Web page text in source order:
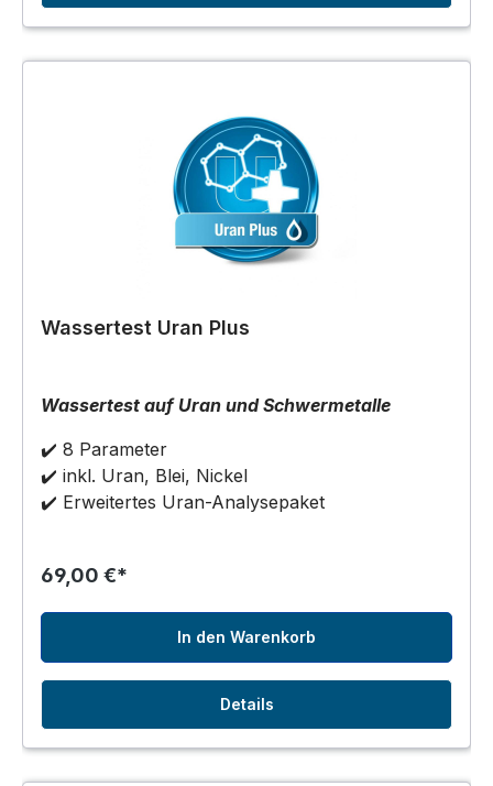
Wassertest Uran Plus
Wassertest auf Uran und Schwermetalle
✔️ 8 Parameter
✔️ inkl. Uran, Blei, Nickel
✔️ Erweitertes Uran-Analysepaket
69,00 €*
In den Warenkorb
Details